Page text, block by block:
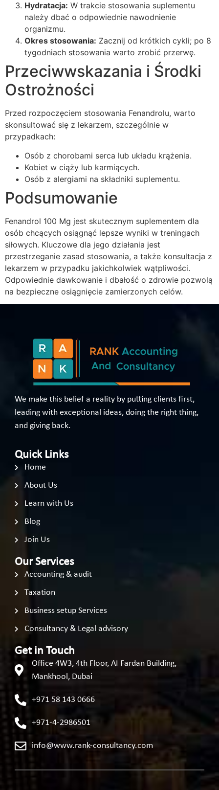
Hydratacja: W trakcie stosowania suplementu
należy dbać o odpowiednie nawodnienie
organizmu.
Okres stosowania: Zacznij od krótkich cykli; po 8
tygodniach stosowania warto zrobić przerwę.
Przeciwwskazania i Środki
Ostrożności
Przed rozpoczęciem stosowania Fenandrolu, warto
skonsultować się z lekarzem, szczególnie w
przypadkach:
Osób z chorobami serca lub układu krążenia.
Kobiet w ciąży lub karmiących.
Osób z alergiami na składniki suplementu.
Podsumowanie
Fenandrol 100 Mg jest skutecznym suplementem dla
osób chcących osiągnąć lepsze wyniki w treningach
siłowych. Kluczowe dla jego działania jest
przestrzeganie zasad stosowania, a także konsultacja z
lekarzem w przypadku jakichkolwiek wątpliwości.
Odpowiednie dawkowanie i dbałość o zdrowie pozwolą
na bezpieczne osiągnięcie zamierzonych celów.
We make this belief a reality by putting clients first,
leading with exceptional ideas, doing the right thing,
and giving back.
Quick Links
Home
About Us
Learn with Us
Blog
Join Us
Our Services
Accounting & audit
Taxation
Business setup Services
Consultancy & Legal advisory
Get in Touch
Office 4W3, 4th Floor, AI Fardan Building,
Mankhool, Dubai
+971 58 143 0666
+971-4-2986501
info@www.rank-consultancy.com